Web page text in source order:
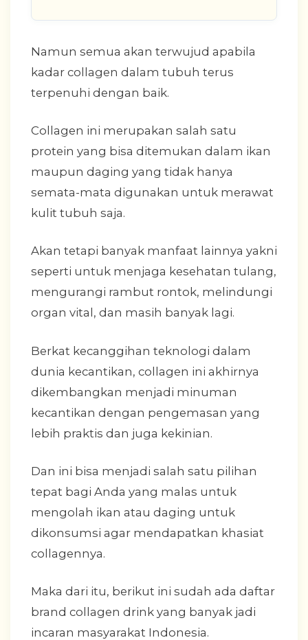
Namun semua akan terwujud apabila
kadar collagen dalam tubuh terus
terpenuhi dengan baik.
Collagen ini merupakan salah satu
protein yang bisa ditemukan dalam ikan
maupun daging yang tidak hanya
semata-mata digunakan untuk merawat
kulit tubuh saja.
Akan tetapi banyak manfaat lainnya yakni
seperti untuk menjaga kesehatan tulang,
mengurangi rambut rontok, melindungi
organ vital, dan masih banyak lagi.
Berkat kecanggihan teknologi dalam
dunia kecantikan, collagen ini akhirnya
dikembangkan menjadi minuman
kecantikan dengan pengemasan yang
lebih praktis dan juga kekinian.
Dan ini bisa menjadi salah satu pilihan
tepat bagi Anda yang malas untuk
mengolah ikan atau daging untuk
dikonsumsi agar mendapatkan khasiat
collagennya.
Maka dari itu, berikut ini sudah ada daftar
brand collagen drink yang banyak jadi
incaran masyarakat Indonesia.